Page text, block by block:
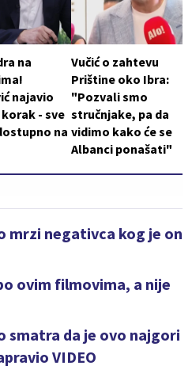
na
najavio
- sve
na
Vučić o zahtevu
Prištine oko Ibra:
"Pozvali smo
stručnjake, pa da
vidimo kako će se
Albanci ponašati"
mrzi negativca kog je on
ovim filmovima, a nije
smatra da je ovo najgori
VIDEO